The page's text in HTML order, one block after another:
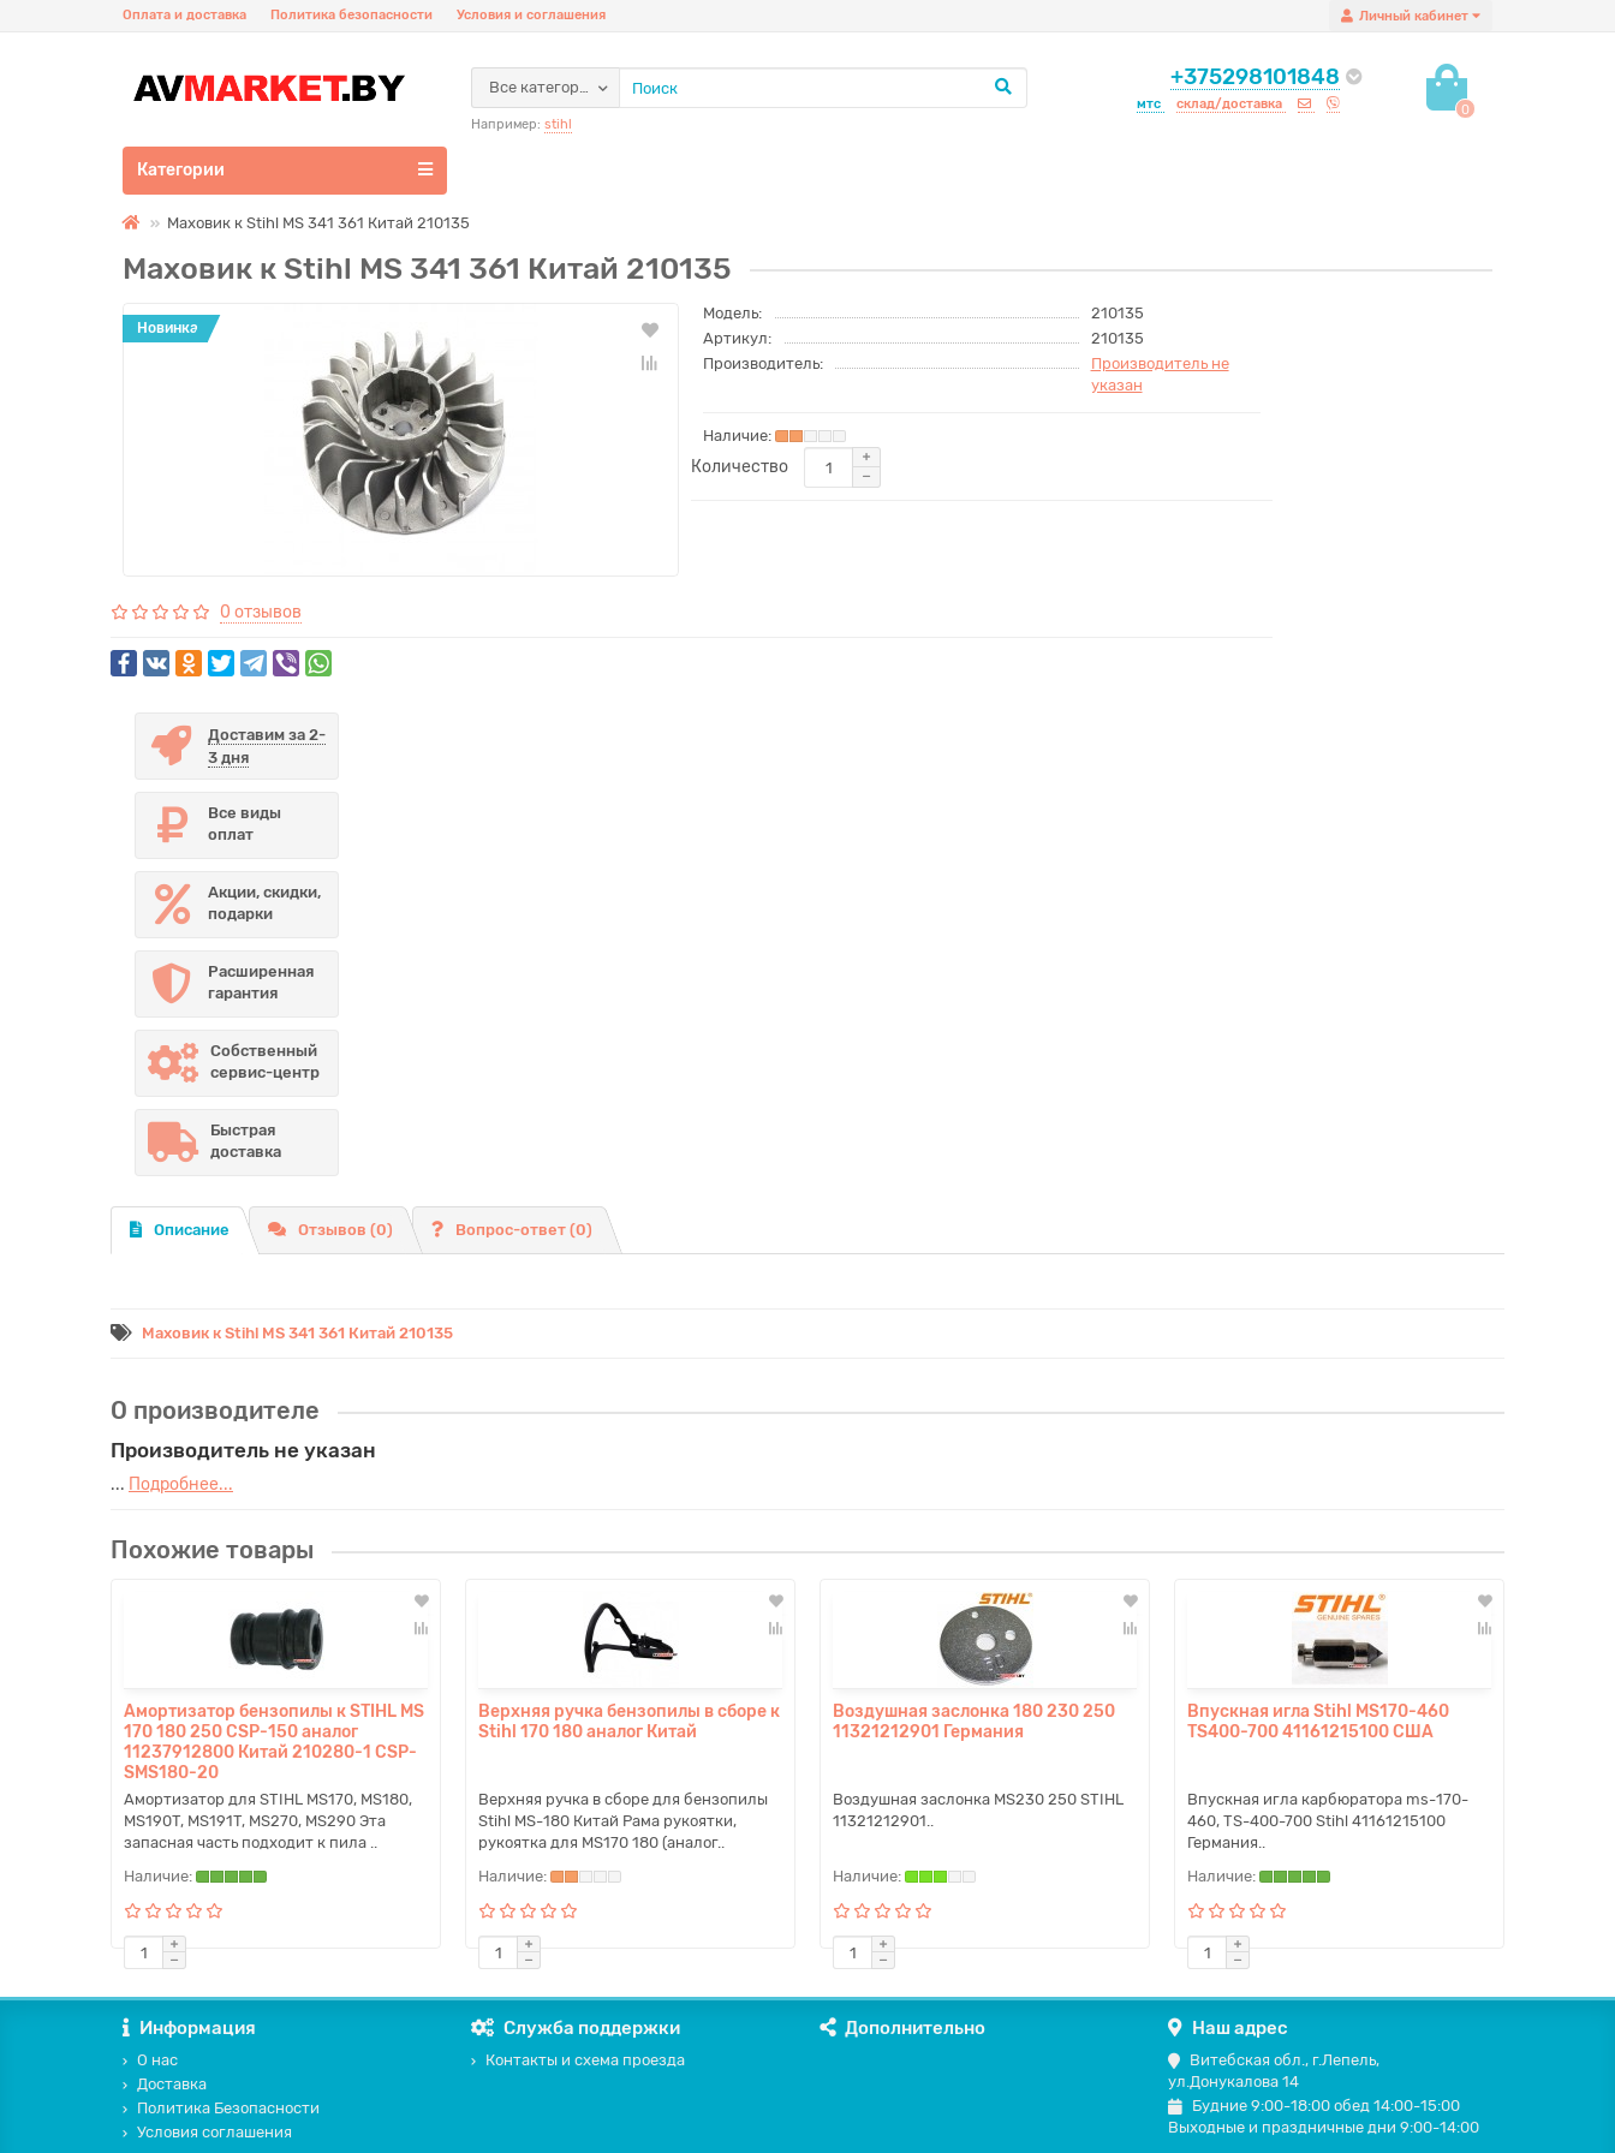
Личный кабинет
Оплата и доставка Политика безопасности Условия и соглашения
+375298101848
мтс склад/доставка 0
Все категории
Например: stihl
Категории
Маховик к Stihl MS 341 361 Китай 210135
Маховик к Stihl MS 341 361 Китай 210135
Новинка
Модель:
210135
Артикул:
210135
Производитель:
Производитель не
указан
Количество
0 отзывов
Доставим за 2-
3 дня
Все виды
оплат
Акции, скидки,
подарки
Расширенная
гарантия
Собственный
сервис-центр
Быстрая
доставка
Описание Отзывов (0) Вопрос-ответ (0)
Маховик к Stihl MS 341 361 Китай 210135
О производителе
Производитель не указан
... Подробнее...
Похожие товары
Амортизатор бензопилы к STIHL MS
170 180 250 CSP-150 аналог
11237912800 Китай 210280-1 CSP-
SMS180-20
Амортизатор для STIHL MS170, MS180,
MS190T, MS191T, MS270, MS290 Эта
запасная часть подходит к пила ..
Верхняя ручка бензопилы в сборе к
Stihl 170 180 аналог Китай
Верхняя ручка в сборе для бензопилы
Stihl MS-180 Китай Рама рукоятки,
рукоятка для MS170 180 (аналог..
Воздушная заслонка 180 230 250
11321212901 Германия
Воздушная заслонка MS230 250 STIHL
11321212901..
Впускная игла Stihl MS170-460
TS400-700 41161215100 США
Впускная игла карбюратора ms-170-
460, TS-400-700 Stihl 41161215100
Германия..
Информация
О нас
Доставка
Политика Безопасности
Условия соглашения
Служба поддержки
Контакты и схема проезда
Дополнительно Наш адрес
Витебская обл., г.Лепель,
ул.Донукалова 14
Будние 9:00-18:00 обед 14:00-15:00
Выходные и праздничные дни 9:00-14:00